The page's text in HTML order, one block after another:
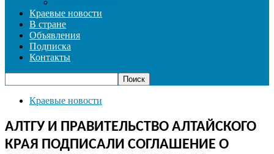
Краевые новости
В стране
Объявления
Подписка
Контакты
Краевые новости
АЛТГУ И ПРАВИТЕЛЬСТВО АЛТАЙСКОГО
КРАЯ ПОДПИСАЛИ СОГЛАШЕНИЕ О